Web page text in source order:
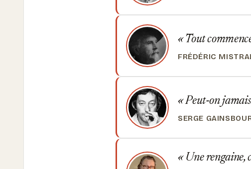
Tout
FRÉDÉRIC
Peut-on
SERGE
Une rengaine,